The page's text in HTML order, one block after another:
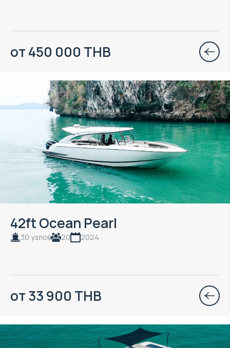
от 450 000 THB
42ft Ocean Pearl
30 узлов 20 2024
от 33 900 THB